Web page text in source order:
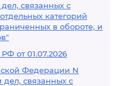
связанных с
категорий
в обороте, и
от 01.07.2026
Федерации N
дел, связанных с